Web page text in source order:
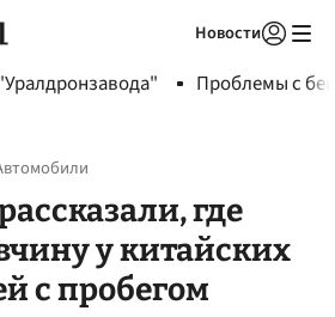
Новости
Проблемы с
где
у китайских
с пробегом